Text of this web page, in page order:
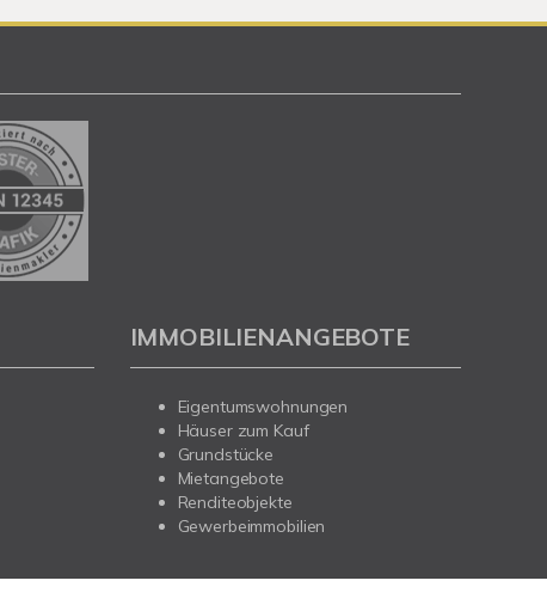
IMMOBILIENANGEBOTE
Eigentumswohnungen
Häuser zum Kauf
Grundstücke
Mietangebote
Renditeobjekte
Gewerbeimmobilien